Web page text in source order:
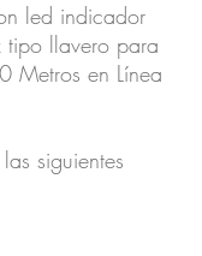
led indicador
llavero para
Metros en Línea
siguientes